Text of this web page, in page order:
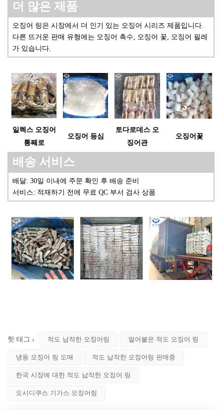
더 많은 제품
오징어 링은 시장에서 더 인기 있는 오징어 시리즈 제품입니다.
다른 뜨거운 판매 유형에는 오징어 촉수, 오징어 꽃, 오징어 필레
가 있습니다.
일렉스 오징어
통째로
오징어 등심
토다로데스 오
징어관
오징어꽃
배송 서비스
배달: 30일 이내에 주문 확인 후 배송 준비
서비스: 적재하기 전에 무료 QC 부서 검사 상품
핫 태그 : 적도 납작한 오징어링 얼어붙은 적도 오징어 링
냉동 오징어 링 도매 적도 납작한 오징어링 판매중
한국 시장에 대한 적도 납작한 오징어 링
도시디쿠스 기가스 오징어링